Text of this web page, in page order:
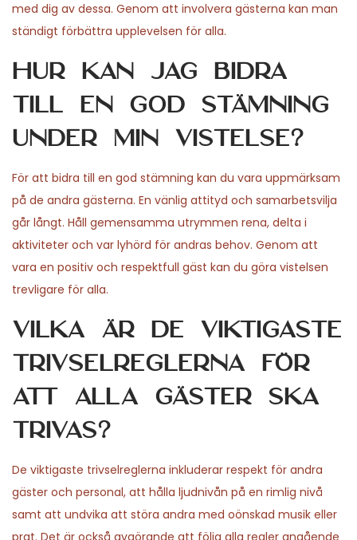
med dig av dessa. Genom att involvera gästerna kan man
ständigt förbättra upplevelsen för alla.
Hur kan jag bidra
till en god stämning
under min vistelse?
För att bidra till en god stämning kan du vara uppmärksam
på de andra gästerna. En vänlig attityd och samarbetsvilja
går långt. Håll gemensamma utrymmen rena, delta i
aktiviteter och var lyhörd för andras behov. Genom att
vara en positiv och respektfull gäst kan du göra vistelsen
trevligare för alla.
Vilka är de viktigaste
trivselreglerna för
att alla gäster ska
trivas?
De viktigaste trivselreglerna inkluderar respekt för andra
gäster och personal, att hålla ljudnivån på en rimlig nivå
samt att undvika att störa andra med oönskad musik eller
prat. Det är också avgörande att följa alla regler angående